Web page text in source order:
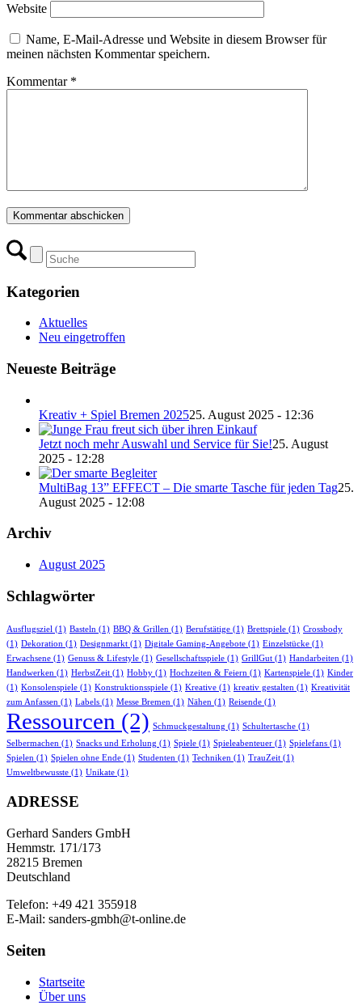
Website
Name, E-Mail-Adresse und Website in diesem Browser für
meinen nächsten Kommentar speichern.
Kommentar *
Kategorien
Aktuelles
Neu eingetroffen
Neueste Beiträge
Kreativ + Spiel Bremen 202525. August 2025 - 12:36
Jetzt noch mehr Auswahl und Service für Sie!25. August
2025 - 12:28
MultiBag 13” EFFECT – Die smarte Tasche für jeden Tag25.
August 2025 - 12:08
Archiv
August 2025
Schlagwörter
Ausflugsziel (1) Basteln (1) BBQ & Grillen (1) Berufstätige (1) Brettspiele (1) Crossbody
(1) Dekoration (1) Designmarkt (1) Digitale Gaming-Angebote (1) Einzelstücke (1)
Erwachsene (1) Genuss & Lifestyle (1) Gesellschaftsspiele (1) GrillGut (1) Handarbeiten (1)
Handwerken (1) HerbstZeit (1) Hobby (1) Hochzeiten & Feiern (1) Kartenspiele (1) Kinder
(1) Konsolenspiele (1) Konstruktionsspiele (1) Kreative (1) kreativ gestalten (1) Kreativität
zum Anfassen (1) Labels (1) Messe Bremen (1) Nähen (1) Reisende (1)
Ressourcen (2) Schmuckgestaltung (1) Schultertasche (1)
Selbermachen (1) Snacks und Erholung (1) Spiele (1) Spieleabenteuer (1) Spielefans (1)
Spielen (1) Spielen ohne Ende (1) Studenten (1) Techniken (1) TrauZeit (1)
Umweltbewusste (1) Unikate (1)
ADRESSE
Gerhard Sanders GmbH
Hemmstr. 171/173
28215 Bremen
Deutschland
Telefon: +49 421 355918
E-Mail: sanders-gmbh@t-online.de
Seiten
Startseite
Über uns